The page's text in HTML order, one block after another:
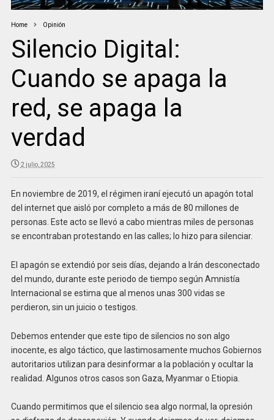
Home Opinión
Silencio Digital:
Cuando se apaga la
red, se apaga la
verdad
2 julio, 2025
En noviembre de 2019, el régimen iraní ejecutó un apagón total
del internet que aisló por completo a más de 80 millones de
personas. Este acto se llevó a cabo mientras miles de personas
se encontraban protestando en las calles; lo hizo para silenciar.
El apagón se extendió por seis días, dejando a Irán desconectado
del mundo, durante este periodo de tiempo según Amnistía
Internacional se estima que al menos unas 300 vidas se
perdieron, sin un juicio o testigos.
Debemos entender que este tipo de silencios no son algo
inocente, es algo táctico, que lastimosamente muchos Gobiernos
autoritarios utilizan para desinformar a la población y ocultar la
realidad. Algunos otros casos son Gaza, Myanmar o Etiopia.
Cuando permitimos que el silencio sea algo normal, la opresión